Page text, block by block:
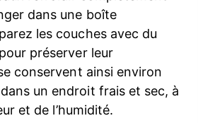
dans une boîte
les couches avec du
préserver leur
conservent ainsi environ
un endroit frais et sec, à
et de l’humidité.